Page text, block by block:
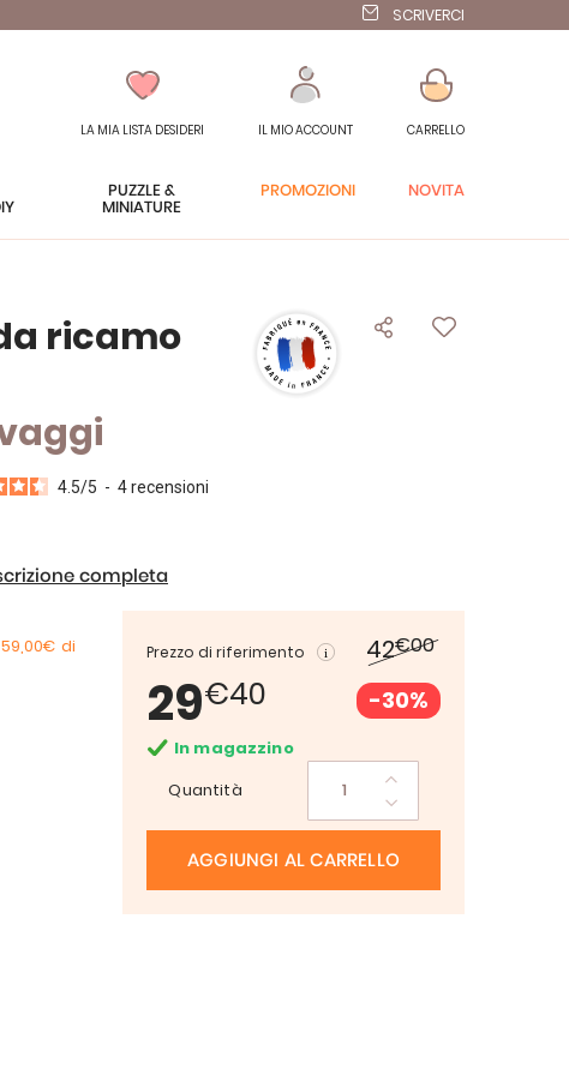
SCRIVERCI
LA MIA LISTA DESIDERI IL MIO ACCOUNT CARRELLO
PUZZLE &
MINIATURE
PROMOZIONI NOVITÀ
ricamo
4.5/5 - 4recensioni
completa
Prezzo di riferimento 42€00
29€40 -30%
In magazzino
Quantità
AGGIUNGI AL CARRELLO
59,00€ di